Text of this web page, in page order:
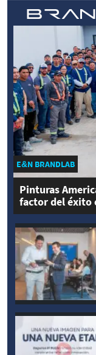
E&N BRANDLAB
Pinturas
factor del éxito